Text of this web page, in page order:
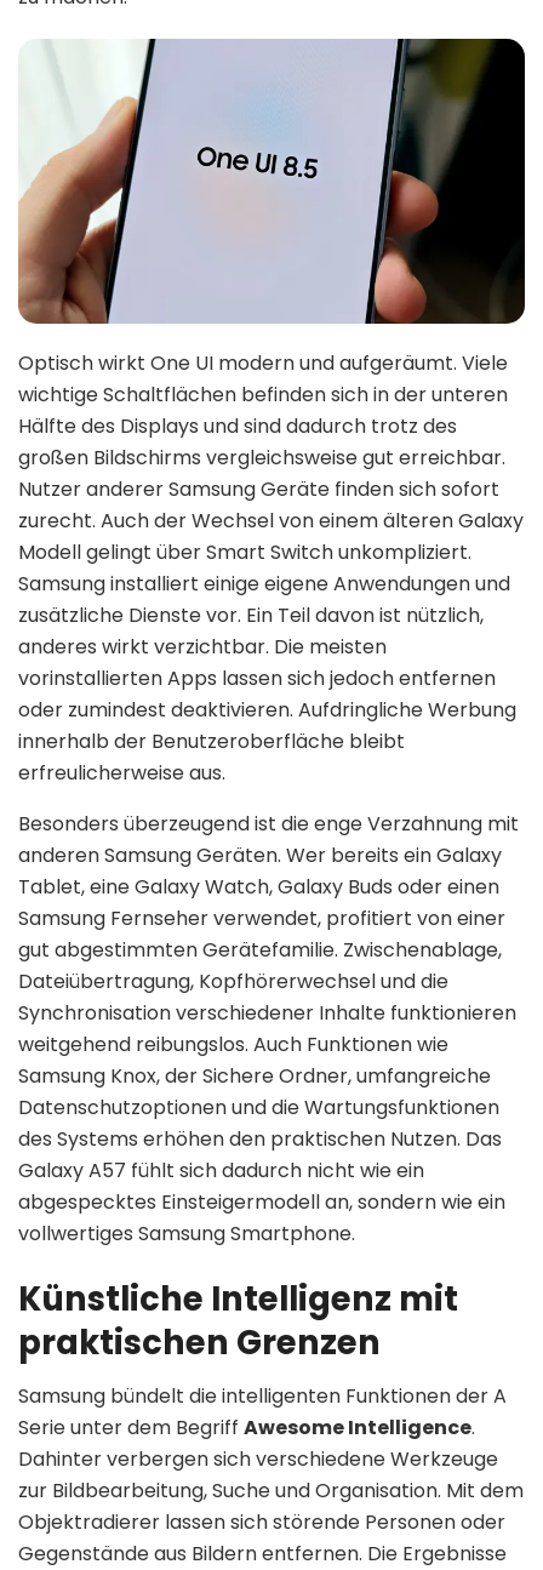
Optisch wirkt One UI modern und aufgeräumt. Viele
wichtige Schaltflächen befinden sich in der unteren
Hälfte des Displays und sind dadurch trotz des
großen Bildschirms vergleichsweise gut erreichbar.
Nutzer anderer Samsung Geräte finden sich sofort
zurecht. Auch der Wechsel von einem älteren Galaxy
Modell gelingt über Smart Switch unkompliziert.
Samsung installiert einige eigene Anwendungen und
zusätzliche Dienste vor. Ein Teil davon ist nützlich,
anderes wirkt verzichtbar. Die meisten
vorinstallierten Apps lassen sich jedoch entfernen
oder zumindest deaktivieren. Aufdringliche Werbung
innerhalb der Benutzeroberfläche bleibt
erfreulicherweise aus.
Besonders überzeugend ist die enge Verzahnung mit
anderen Samsung Geräten. Wer bereits ein Galaxy
Tablet, eine Galaxy Watch, Galaxy Buds oder einen
Samsung Fernseher verwendet, profitiert von einer
gut abgestimmten Gerätefamilie. Zwischenablage,
Dateiübertragung, Kopfhörerwechsel und die
Synchronisation verschiedener Inhalte funktionieren
weitgehend reibungslos. Auch Funktionen wie
Samsung Knox, der Sichere Ordner, umfangreiche
Datenschutzoptionen und die Wartungsfunktionen
des Systems erhöhen den praktischen Nutzen. Das
Galaxy A57 fühlt sich dadurch nicht wie ein
abgespecktes Einsteigermodell an, sondern wie ein
vollwertiges Samsung Smartphone.
Künstliche Intelligenz mit
praktischen Grenzen
Samsung bündelt die intelligenten Funktionen der A
Serie unter dem Begriff Awesome Intelligence.
Dahinter verbergen sich verschiedene Werkzeuge
zur Bildbearbeitung, Suche und Organisation. Mit dem
Objektradierer lassen sich störende Personen oder
Gegenstände aus Bildern entfernen. Die Ergebnisse